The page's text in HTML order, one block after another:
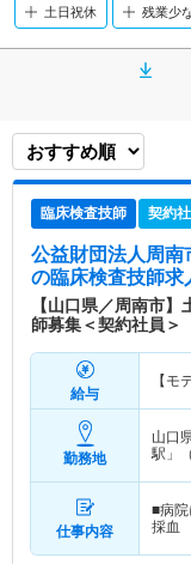
土日祝休 残業少
臨床検査技師 契約
公益財団法人周南
の臨床検査技師求
【山口県／周南市
師募集＜契約社員＞
給与
【モ
勤務地
山口
駅」
仕事内容
■病院
採血